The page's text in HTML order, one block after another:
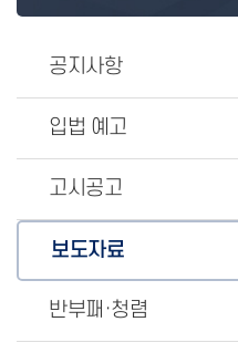
공지사항
입법 예고
고시공고
보도자료
반부패·청렴